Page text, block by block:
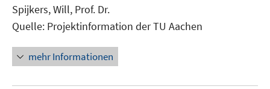
Spijkers, Will, Prof. Dr.
Quelle: Projektinformation der TU Aachen
mehr Informationen